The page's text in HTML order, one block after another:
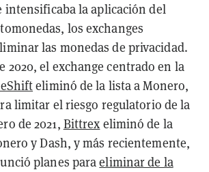
intensificaba la aplicación del
los exchanges
las monedas de privacidad.
2020, el exchange centrado en la
eliminó de la lista a Monero,
limitar el riesgo regulatorio de la
de 2021, Bittrexeliminó de la
y Dash, y más recientemente,
planes paraeliminar de la